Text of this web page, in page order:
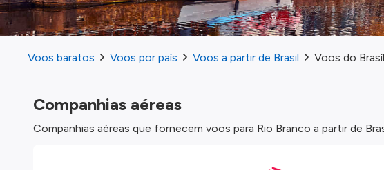
Voos baratos Voos por país Voos a partir de Brasil Voos do
Companhias aéreas
Companhias aéreas que fornecem voos para Rio Branco a partir de